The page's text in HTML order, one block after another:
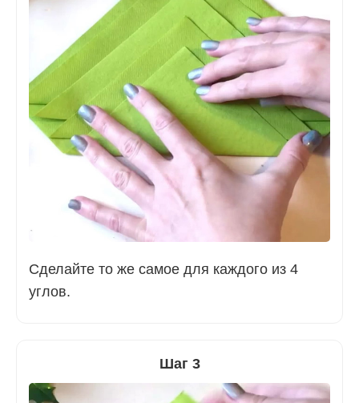
Сделайте то же самое для каждого из 4
углов.
Шаг 3